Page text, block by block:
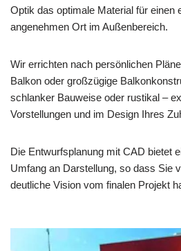
Optik das optimale Material für einen
angenehmen Ort im Außenbereich.
Wir errichten nach persönlichen
Balkon oder großzügige
schlanker Bauweise oder rustikal –
Vorstellungen und im Design Ihres
Die Entwurfsplanung mit CAD bietet
Umfang an Darstellung, so dass Sie
deutliche Vision vom finalen Projekt